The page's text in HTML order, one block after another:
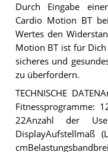
Durch Eingabe
Cardio Motion BT
Wertes den
Motion BT ist für
sicheres und
zu überfordern.
TECHNISCHE
Fitnessprogramme:
22Anzahl der